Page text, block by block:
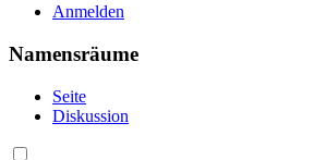
Anmelden
Namensräume
Seite
Diskussion